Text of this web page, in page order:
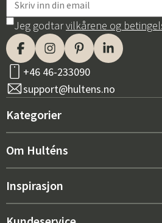
Jeg godtarvilkårene og
+46 46-233090
support@hultens.no
Kategorier
Nytt hos oss
Innredning
Om Hulténs
Om Hulténs
Inspirasjon
Bestselger